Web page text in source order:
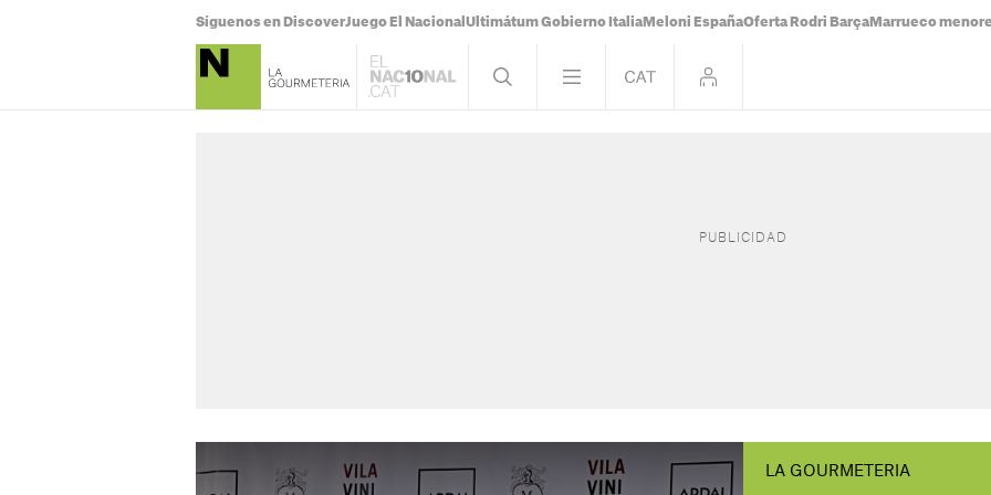
Síguenos en DiscoverJuego El Nacional Ultimátum Gobierno Italia Meloni EspañaOferta Rodri Barça Marrueco
LA GOURMETERIA